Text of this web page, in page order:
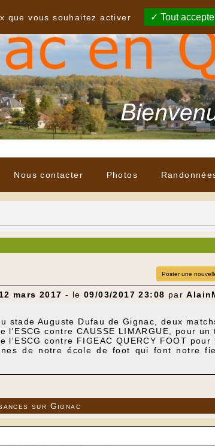
Nous contacter Photos
Poster une
mars 2017 - le09/03/2017 23:08 par
stade Auguste Dufau de Gignac, deux
l'ESCG contre CAUSSE LIMARGUE, pour
l'ESCG contre FIGEAC QUERCY FOOT pour
de notre école de foot qui font notre
en milieu de tableau et ont fait
victoires sur deux matchs. Nous
a eu que des victoires et, si samedi elle
se dérouleront à Souillac le 20 mai 2017.
sur Gignac
que vous souhaitez activer
Tout